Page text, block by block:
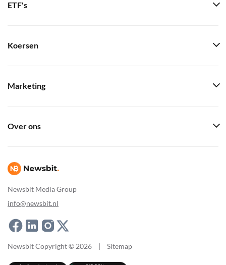
Newsbit Media Group
info@newsbit.nl
ETF's
Koersen
Marketing
Over ons
Newsbit Copyright © 2026 | Sitemap